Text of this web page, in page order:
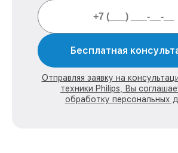
Бесплатная
Отправляя заявку на
техники Philips, Вы
обработку персональных